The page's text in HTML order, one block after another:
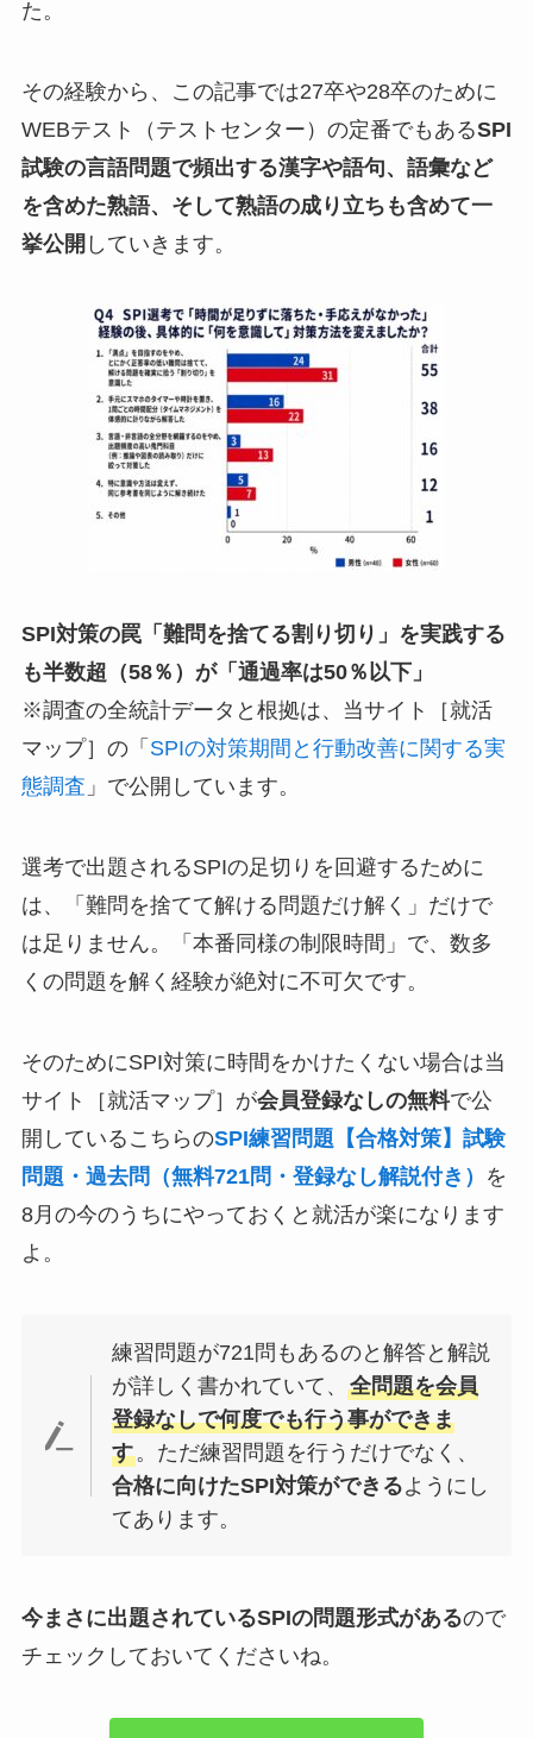
た。
その経験から、この記事では27卒や28卒のために
WEBテスト（テストセンター）の定番でもあるSPI
試験の言語問題で頻出する漢字や語句、語彙など
を含めた熟語、そして熟語の成り立ちも含めて一
挙公開 していきます。
SPI対策の罠「難問を捨てる割り切り」を実践する
も半数超（58％）が「通過率は50％以下」
※調査の全統計データと根拠は、当サイト［就活
マップ］の「 SPIの対策期間と行動改善に関する実
態調査 」で公開しています。
選考で出題されるSPIの足切りを回避するために
は、「難問を捨てて解ける問題だけ解く」だけで
は足りません。「本番同様の制限時間」で、数多
くの問題を解く経験が絶対に不可欠です。
そのためにSPI対策に時間をかけたくない場合は当
サイト［就活マップ］が会員登録なしの無料で公
開しているこちらのSPI練習問題【合格対策】試験
問題・過去問（無料721問・登録なし解説付き）
を
8月の今のうちにやっておくと就活が楽になります
よ。
練習問題が721問もあるのと解答と解説
が詳しく書かれていて、全問題を会員
登録なしで何度でも行う事ができま
す。ただ練習問題を行うだけでなく、
合格に向けたSPI対策ができるようにし
てあります。
今まさに出題されているSPIの問題形式があるので
チェックしておいてくださいね。